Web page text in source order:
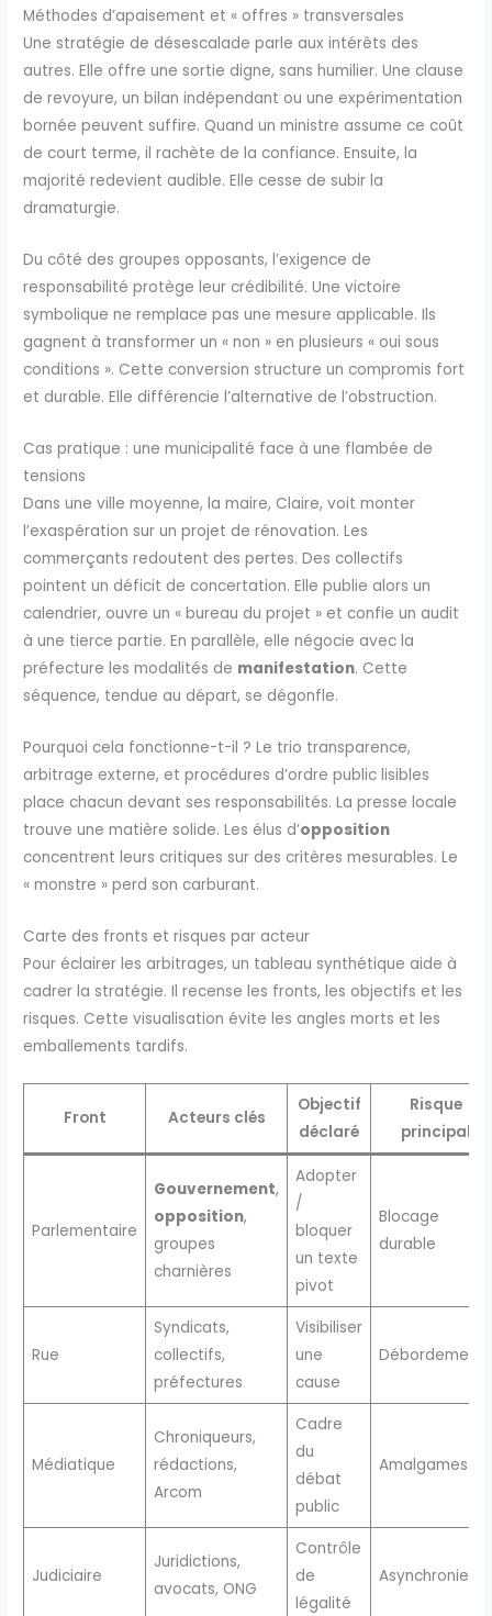
Méthodes d’apaisement et « offres » transversales
Une stratégie de désescalade parle aux intérêts des
autres. Elle offre une sortie digne, sans humilier. Une clause
de revoyure, un bilan indépendant ou une expérimentation
bornée peuvent suffire. Quand un ministre assume ce coût
de court terme, il rachète de la confiance. Ensuite, la
majorité redevient audible. Elle cesse de subir la
dramaturgie.
Du côté des groupes opposants, l’exigence de
responsabilité protège leur crédibilité. Une victoire
symbolique ne remplace pas une mesure applicable. Ils
gagnent à transformer un « non » en plusieurs « oui sous
conditions ». Cette conversion structure un compromis fort
et durable. Elle différencie l’alternative de l’obstruction.
Cas pratique : une municipalité face à une flambée de
tensions
Dans une ville moyenne, la maire, Claire, voit monter
l’exaspération sur un projet de rénovation. Les
commerçants redoutent des pertes. Des collectifs
pointent un déficit de concertation. Elle publie alors un
calendrier, ouvre un « bureau du projet » et confie un audit
à une tierce partie. En parallèle, elle négocie avec la
préfecture les modalités de manifestation. Cette
séquence, tendue au départ, se dégonfle.
Pourquoi cela fonctionne-t-il ? Le trio transparence,
arbitrage externe, et procédures d’ordre public lisibles
place chacun devant ses responsabilités. La presse locale
trouve une matière solide. Les élus d’opposition
concentrent leurs critiques sur des critères mesurables. Le
« monstre » perd son carburant.
Carte des fronts et risques par acteur
Pour éclairer les arbitrages, un tableau synthétique aide à
cadrer la stratégie. Il recense les fronts, les objectifs et les
risques. Cette visualisation évite les angles morts et les
emballements tardifs.
Front Acteurs clés
Objectif
déclaré
Risque
principal
Parlementaire
Gouvernement,
opposition,
groupes
charnières
Adopter
/
bloquer
un texte
pivot
Blocage
durable
Rue
Syndicats,
collectifs,
préfectures
Visibiliser
une
cause
Débordements
Médiatique
Chroniqueurs,
rédactions,
Arcom
Cadre
du
débat
public
Amalgames
Judiciaire
Juridictions,
avocats, ONG
Contrôle
de
légalité
Asynchronie